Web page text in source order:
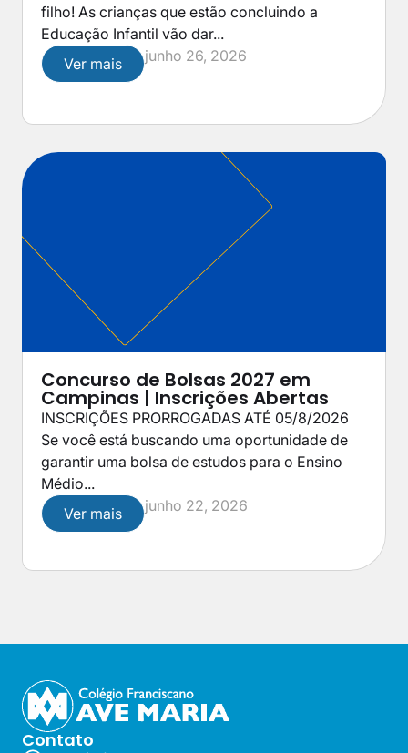
filho! As crianças que estão concluindo a
Educação Infantil vão dar...
Ver mais
junho 26, 2026
Concurso de Bolsas 2027 em
Campinas | Inscrições Abertas
INSCRIÇÕES PRORROGADAS ATÉ 05/8/2026
Se você está buscando uma oportunidade de
garantir uma bolsa de estudos para o Ensino
Médio...
Ver mais
junho 22, 2026
Contato